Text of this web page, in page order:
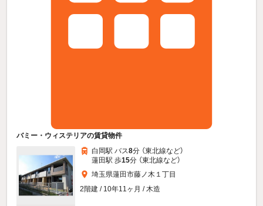
バミー・ウィステリアの賃貸物件
白岡駅 バス8分 （東北線など）
蓮田駅 歩15分 （東北線など）
埼玉県蓮田市藤ノ木１丁目
2階建 / 10年11ヶ月 / 木造